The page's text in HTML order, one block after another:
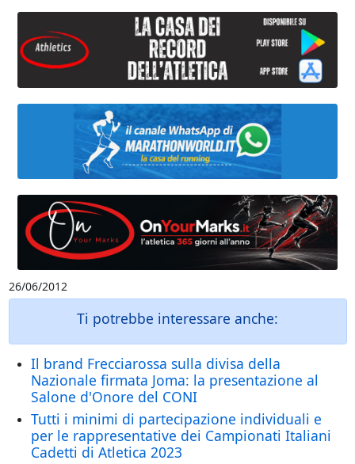
26/06/2012
Ti potrebbe interessare anche:
Il brand Frecciarossa sulla divisa della
Nazionale firmata Joma: la presentazione al
Salone d'Onore del CONI
Tutti i minimi di partecipazione individuali e
per le rappresentative dei Campionati Italiani
Cadetti di Atletica 2023